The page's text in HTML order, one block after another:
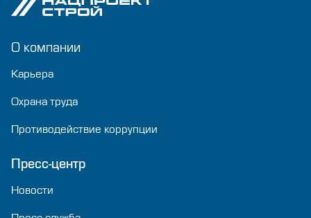
О компании
Карьера
Охрана труда
Противодействие коррупции
Пресс-центр
Новости